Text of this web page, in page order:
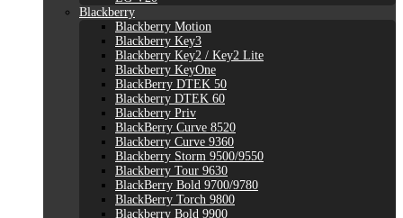
Blackberry
Blackberry Motion
Blackberry Key3
Blackberry Key2 / Key2 Lite
Blackberry KeyOne
BlackBerry DTEK 50
Blackberry DTEK 60
Blackberry Priv
BlackBerry Curve 8520
Blackberry Curve 9360
Blackberry Storm 9500/9550
Blackberry Tour 9630
BlackBerry Bold 9700/9780
BlackBerry Torch 9800
Blackberry Bold 9900